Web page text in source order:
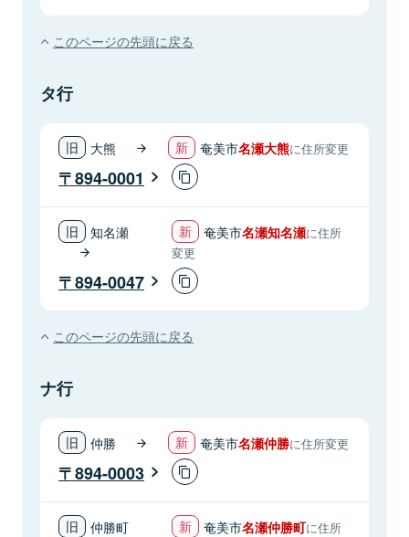
このページの先頭に戻る
タ行
大熊 奄美市名瀬大熊に住所変更
894-0001
知名瀬 奄美市名瀬知名瀬に住所
変更
894-0047
このページの先頭に戻る
ナ行
仲勝 奄美市名瀬仲勝に住所変更
894-0003
仲勝町 奄美市名瀬仲勝町に住所